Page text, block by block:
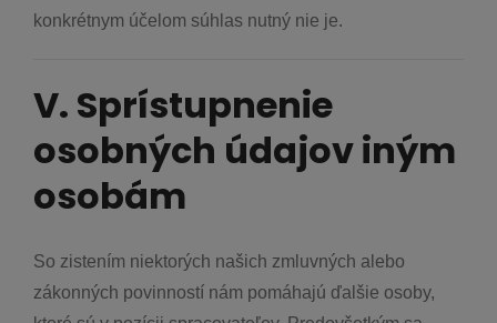
konkrétnym účelom súhlas nutný nie je.
V. Sprístupnenie
osobných údajov iným
osobám
So zistením niektorých našich zmluvných alebo
zákonných povinností nám pomáhajú ďalšie osoby,